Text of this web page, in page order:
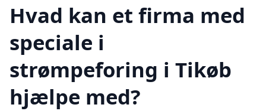
Hvad kan et firma med
speciale i
strømpeforing i Tikøb
hjælpe med?